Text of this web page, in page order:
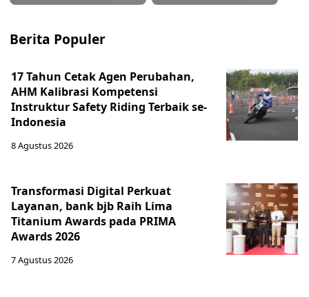
Berita Populer
17 Tahun Cetak Agen Perubahan,
AHM Kalibrasi Kompetensi
Instruktur Safety Riding Terbaik se-
Indonesia
8 Agustus 2026
Transformasi Digital Perkuat
Layanan, bank bjb Raih Lima
Titanium Awards pada PRIMA
Awards 2026
7 Agustus 2026